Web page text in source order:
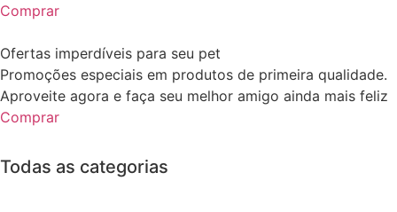
Comprar
Ofertas imperdíveis para seu pet
Promoções especiais em produtos de primeira qualidade.
Aproveite agora e faça seu melhor amigo ainda mais feliz
Comprar
Todas as categorias